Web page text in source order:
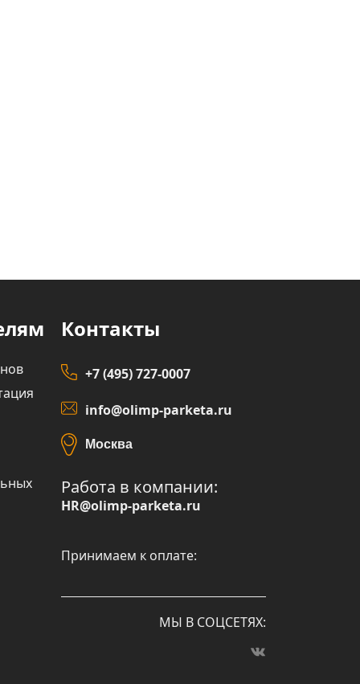
Контакты
+7 (495) 727-0007
info@olimp-parketa.ru
Москва
Работа в компании:
HR@olimp-parketa.ru
Принимаем к оплате:
МЫ В СОЦСЕТЯХ: